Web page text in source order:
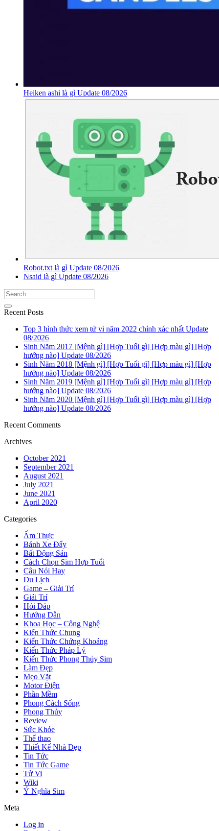
Heiken ashi là gì Update 08/2026
Robot.txt là gì Update 08/2026
Nsaid là gì Update 08/2026
Recent Posts
Top 3 hình thức xem tử vi năm 2022 chính xác nhất Update
08/2026
Sinh Năm 2017 [Mệnh gì] [Hợp Tuổi gì] [Hợp màu gì] [Hợp
hướng nào] Update 08/2026
Sinh Năm 2018 [Mệnh gì] [Hợp Tuổi gì] [Hợp màu gì] [Hợp
hướng nào] Update 08/2026
Sinh Năm 2019 [Mệnh gì] [Hợp Tuổi gì] [Hợp màu gì] [Hợp
hướng nào] Update 08/2026
Sinh Năm 2020 [Mệnh gì] [Hợp Tuổi gì] [Hợp màu gì] [Hợp
hướng nào] Update 08/2026
Recent Comments
Archives
October 2021
September 2021
August 2021
July 2021
June 2021
April 2020
Categories
Ẩm Thực
Bánh Xe Đẩy
Bất Động Sản
Cách Chọn Sim Hợp Tuổi
Câu Nói Hay
Du Lịch
Game – Giải Trí
Giải Trí
Hỏi Đáp
Hướng Dẫn
Khoa Học – Công Nghệ
Kiến Thức Chung
Kiến Thức Chứng Khoáng
Kiến Thức Pháp Lý
Kiến Thức Phong Thủy Sim
Làm Đẹp
Mẹo Vặt
Motor Điện
Phần Mềm
Phong Cách Sống
Phong Thủy
Review
Sức Khỏe
Thể thao
Thiết Kế Nhà Đẹp
Tin Tức
Tin Tức Game
Tử Vi
Wiki
Ý Nghĩa Sim
Meta
Log in